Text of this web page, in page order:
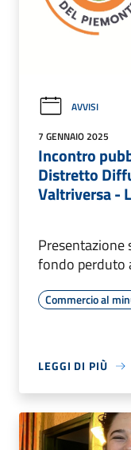
AVVISI
7 GENNAIO 2025
Incontro
Distretto
Valtriversa -
fondo perduto
Commercio al
LEGGI DI PIÙ